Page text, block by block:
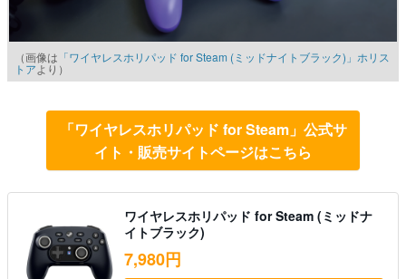
（画像は 「ワイヤレスホリパッド for Steam (ミッドナイトブラック)」ホリス
トアより）
「ワイヤレスホリパッド for Steam」公式サ
イト・販売サイトページはこちら
ワイヤレスホリパッド for Steam (ミッドナ
イトブラック)
7,980円